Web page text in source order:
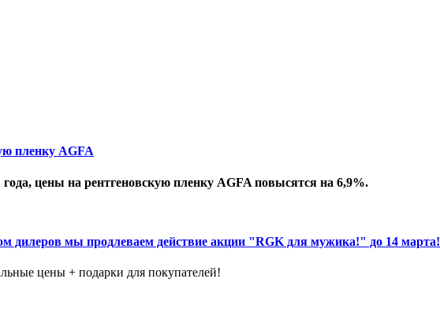
пленку AGFA
цены на рентгеновскую пленку AGFA повысятся на 6,9%.
дилеров мы продлеваем действие акции "RGK для мужика!" до 14 марта!
цены + подарки для покупателей!